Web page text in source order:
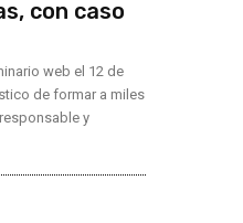
con caso
web el 12 de
de formar a miles
y